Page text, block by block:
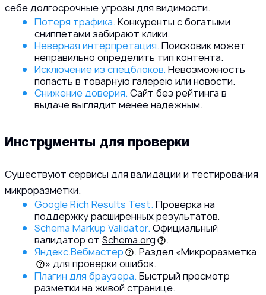
себе долгосрочные угрозы для видимости.
Потеря трафика. Конкуренты с богатыми
сниппетами забирают клики.
Неверная интерпретация. Поисковик может
неправильно определить тип контента.
Исключение из спецблоков. Невозможность
попасть в товарную галерею или новости.
Снижение доверия. Сайт без рейтинга в
выдаче выглядит менее надежным.
Инструменты для проверки
Существуют сервисы для валидации и тестирования
микроразметки.
Google Rich Results Test. Проверка на
поддержку расширенных результатов.
Schema Markup Validator. Официальный
валидатор от Schema.org
.
Яндекс.Вебмастер
. Раздел «Микроразметка
» для проверки ошибок.
Плагин для браузера. Быстрый просмотр
разметки на живой странице.